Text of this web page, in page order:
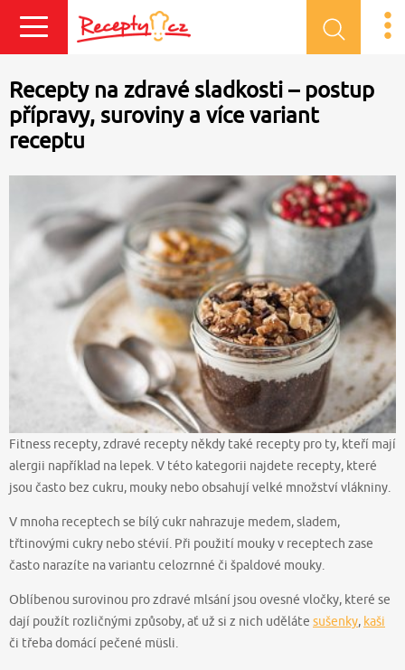
Přihlásit se
Recepty na zdravé sladkosti – postup
přípravy, suroviny a více variant
receptu
Fitness recepty, zdravé recepty někdy také recepty pro ty, kteří mají
alergii například na lepek. V této kategorii najdete recepty, které
jsou často bez cukru, mouky nebo obsahují velké množství vlákniny.
V mnoha receptech se bílý cukr nahrazuje medem, sladem,
třtinovými cukry nebo stévií. Při použití mouky v receptech zase
často narazíte na variantu celozrnné či špaldové mouky.
Oblíbenou surovinou pro zdravé mlsání jsou ovesné vločky, které se
dají použít rozličnými způsoby, ať už si z nich uděláte sušenky, kaši
či třeba domácí pečené müsli.